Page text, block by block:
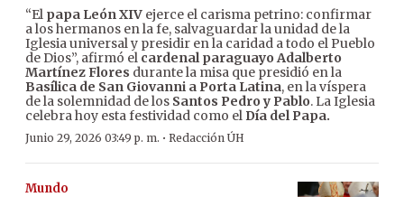
“El papa León XIV ejerce el carisma petrino: confirmar
a los hermanos en la fe, salvaguardar la unidad de la
Iglesia universal y presidir en la caridad a todo el Pueblo
de Dios”, afirmó el cardenal paraguayo Adalberto
Martínez Flores durante la misa que presidió en la
Basílica de San Giovanni a Porta Latina, en la víspera
de la solemnidad de los Santos Pedro y Pablo. La Iglesia
celebra hoy esta festividad como el Día del Papa.
Junio 29, 2026 03:49 p. m. · Redacción ÚH
Mundo